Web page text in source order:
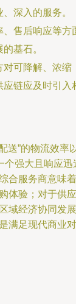
深入的服务。
、售后响应等方
基石。
对可降解、浓缩
应链应及时引入
送”的物流效率
个强大且响应迅
合服务商意味着
体验；对于供应
域经济协同发展
满足现代商业对